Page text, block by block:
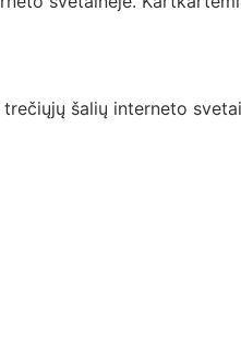
šalių interneto